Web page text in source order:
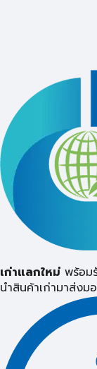
เก่าแลกใหม่ พร้อม
นำสินค้าเก่ามาส่งม